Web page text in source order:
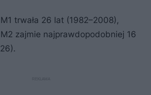
trwała 26 lat (1982–2008),
zajmie najprawdopodobniej 16